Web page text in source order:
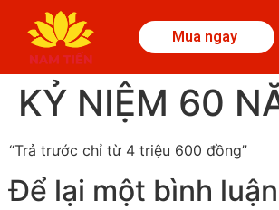
Mua ngay
KỶ NIỆM 60
“Trả trước chỉ từ 4 triệu 600 đồng”
Để lại một bình luận